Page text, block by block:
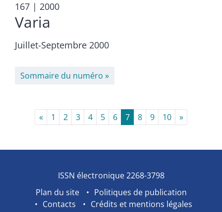
167 | 2000
Varia
Juillet-Septembre 2000
Sommaire du numéro
« 1 2 3 4 5 6 7 8 9 10 »
ISSN électronique 2268-3798
Plan du site
Politiques de publication
Contacts
Crédits et mentions légales